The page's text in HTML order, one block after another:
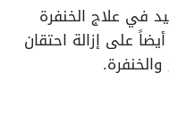
في علاج الخنفرة
على إزالة احتقان